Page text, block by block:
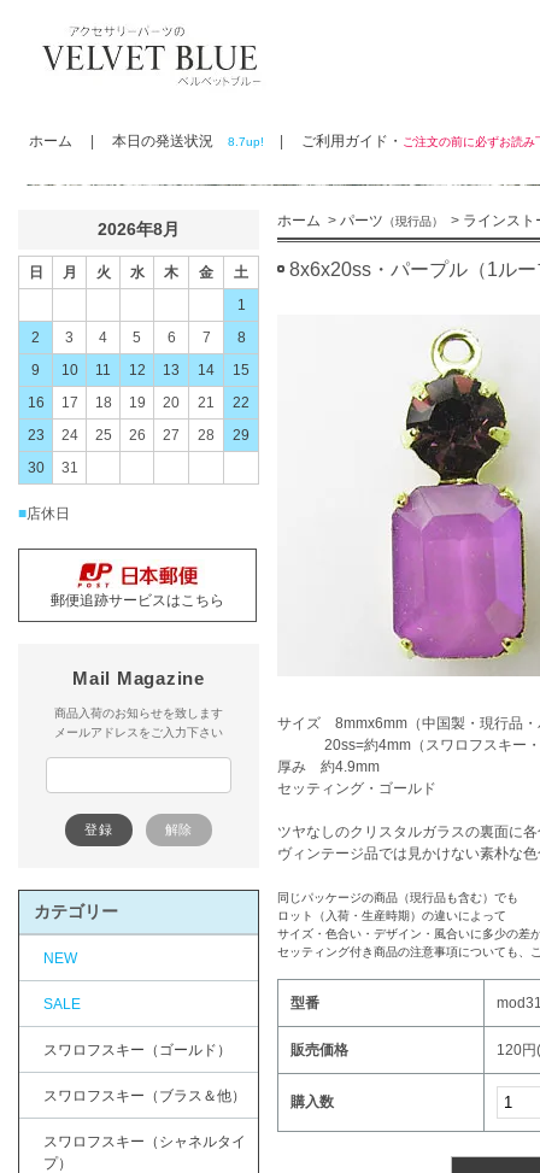
ホーム 本日の発送状況 8.7up! ご利用ガイド・ ご注文の前に必ずお読
ホーム > パーツ （現行品） > ラインスト
8x6x20ss・パープル（1ル
サイズ 8mmx6mm（中国製・現行品・
20ss=約4mm（スワロフスキー・
厚み 約4.9mm
セッティング・ゴールド
ツヤなしのクリスタルガラスの裏面に
ヴィンテージ品では見かけない素朴な
同じパッケージの商品（現行品も含む）でも
ロット（入荷・生産時期）の違いによって
サイズ・色合い・デザイン・風合いに多少の差
セッティング付き商品の注意事項についても、
型番
販売価格 120円
購入数
2026年8月
日 月 火 水 木 金
土
1
2
3 4 5 6 7
8
9
10 11 12 13 14
15
16
17 18 19 20 21
22
23
24 25 26 27 28
29
30
31
■店休日
郵便追跡サービスはこちら
Mail Magazine
商品入荷のお知らせを致します
メールアドレスをご入力下さい
カテゴリー
NEW
SALE
スワロフスキー（ゴールド）
スワロフスキー（ブラス＆他）
スワロフスキー（シャネルタイ
プ）